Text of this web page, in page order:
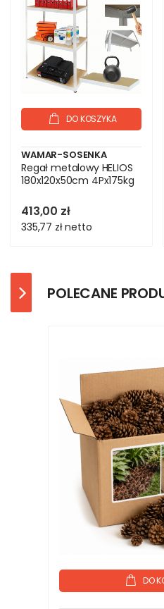
DO KOSZYKA
WAMAR-SOSENKA
Regał metalowy HELIOS
180x120x50cm 4Px175kg
413,00 zł
335,77 złnetto
POLECANE
DO